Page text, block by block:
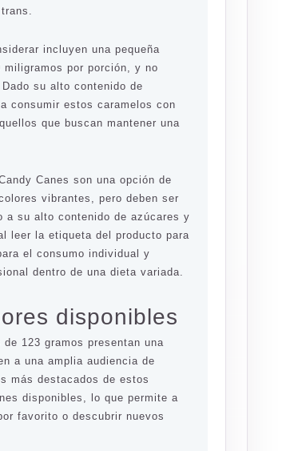
incluyen una pequeña
por porción, y no
su alto contenido de
consumir estos caramelos con
que buscan mantener una
Canes son una opción de
vibrantes, pero deben ser
a su alto contenido de azúcares y
leer la etiqueta del producto para
el consumo individual y
dentro de una dieta variada.
disponibles
123 gramos presentan una
a una amplia audiencia de
más destacados de estos
disponibles, lo que permite a
favorito o descubrir nuevos